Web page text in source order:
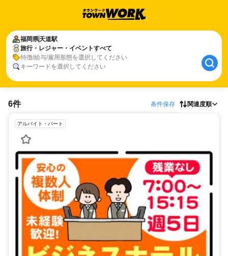
福岡県天道駅
旅行・レジャー・イベントすべて
特徴/給与/雇用形態を選択してください
キーワードを選択してください
6件 条件保存 関連度順
アルバイト・パート